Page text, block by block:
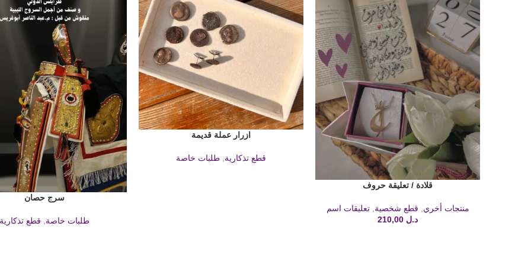
إضافة إلى السلةقلادة / تعليقة حروف
منتجات أخري قطع شخصية ,تعليقات اسم
د.ل
ازرار عملة قديمة
قطع تذكارية, طلبات خاصة
سرج حصان
طلبات خاصة, قطع تذكارية